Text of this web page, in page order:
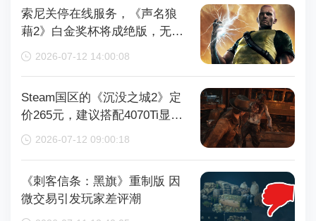
索尼关停在线服务，《声名狼
藉2》白金奖杯将成绝版，无法
再获取
2026-07-12 14:00:08
Steam国区的《沉没之城2》定
价265元，建议搭配4070Ti显卡
以获得较好体验
2026-07-12 09:00:18
《刺客信条：黑旗》重制版 因
微交易引发玩家差评潮